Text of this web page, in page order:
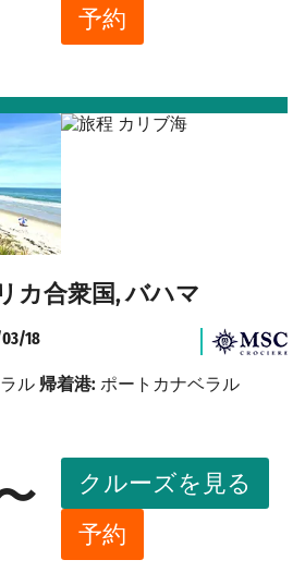
予約
カ合衆国, バハマ
クルーズを見る
予約
18
ル 帰着港: ポートカナベラル